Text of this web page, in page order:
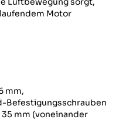
Motor
mm,
Befestigungsschrauben
mm (voneinander